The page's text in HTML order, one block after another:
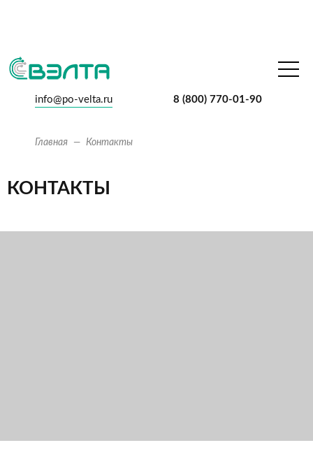
8 (800) 770-01-90
info@po-velta.ru
Главная Контакты
КОНТАКТЫ